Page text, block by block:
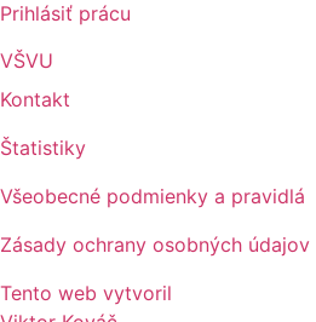
Prihlásiť prácu
VŠVU
Kontakt
Štatistiky
Všeobecné podmienky a pravidlá
Zásady ochrany osobných údajov
Tento web vytvoril